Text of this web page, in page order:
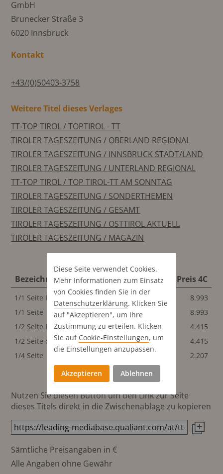
GmbH
Brunecker Straße 3
6020 Innsbruck
Kontakt
+43/(0)50403-3758
Weitere Titel dieses Verlages
TT-TOP TIROL / TOPTIROL - TT
TIROLER TAGESZEITUNG / OBERLAND REGIONAL
TIROLER TAGESZEITUNG / INNSBRUCK STADT/LAND
TIROLER TAGESZEITUNG / UNTERLAND REGIONAL
TT-TOP TIROL / TOP TIROL-TT AM SONNTAG
TIROLER TAGESZEITUNG / SONDERTHEMEN
TIROLER TAGESZEITUNG / GESAMT
TIROLER TAGESZEITUNG / OSTTIROL AKTUELL
TIROLER TAGESZEITUNG / MAGAZIN
Bezeichnung Format Preis 4C
1/1 Seite Publ.Rel. 212x275 mm
8.993
1/1 Seite
212x275 mm
8.993
1/2 Seite Publ.Rel.
212x135 mm
4.415
1/2 Seite quer
212x135 mm
4.415
1/4 Seite
104x135 mm 2.207
Nutzen Sie diesen Button um den Link zur Seite
dieses Titels direkt in die Zwischenablage zu kopieren
Sämtliche Preisangaben in €
Alle Angaben ohne Gewähr
Diese Seite verwendet Cookies.
Mehr Informationen zum Einsatz
von Cookies finden Sie in der
Datenschutz­erklärung. Klicken Sie
auf "Akzeptieren", um Ihre
Zustimmung zu erteilen. Klicken
Sie auf Cookie-Einstellungen, um
die Einstellungen anzupassen.
Akzeptieren Ablehnen